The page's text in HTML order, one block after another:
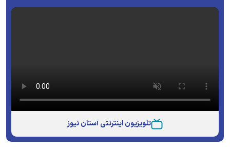
تلویزیون اینترنتی آستان نیوز